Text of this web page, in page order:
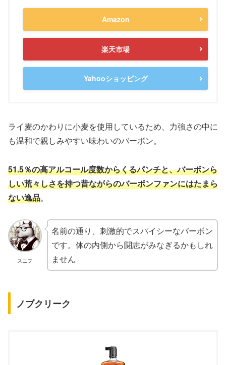
Amazon
楽天市場
Yahooショッピング
ライ麦のかわりに小麦を使用しているため、力強さの中に
も温和で親しみやすい味わいのバーボン。
51.5％の高アルコール度数からくるパンチと、バーボンら
しい荒々しさを持つ昔ながらのバーボンファンにはたまら
ない逸品。
スニフ
名前の通り、刺激的でスパイシーなバーボン
です。体の内側から闘志がみなぎるかもしれ
ません
ノブクリーク